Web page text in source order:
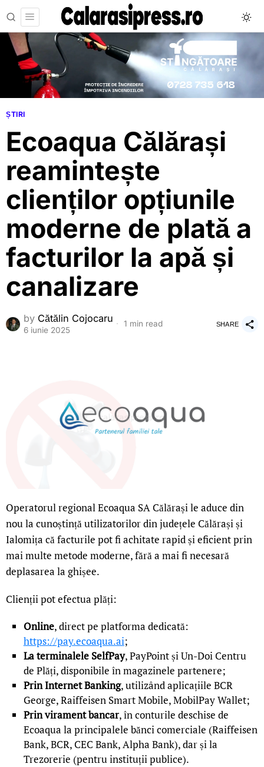
ȘTIRI
Ecoaqua Călărași
reamintește
clienților opțiunile
moderne de plată a
facturilor la apă și
canalizare
by Cătălin Cojocaru
6 iunie 2025
1 min read SHARE
Operatorul regional Ecoaqua SA Călărași le aduce din
nou la cunoștință utilizatorilor din județele Călărași și
Ialomița că facturile pot fi achitate rapid și eficient prin
mai multe metode moderne, fără a mai fi necesară
deplasarea la ghișee.
Clienții pot efectua plăți:
Online, direct pe platforma dedicată:
https://pay.ecoaqua.ai;
La terminalele SelfPay, PayPoint și Un-Doi Centru
de Plăți, disponibile în magazinele partenere;
Prin Internet Banking, utilizând aplicațiile BCR
George, Raiffeisen Smart Mobile, MobilPay Wallet;
Prin virament bancar, în conturile deschise de
Ecoaqua la principalele bănci comerciale (Raiffeisen
Bank, BCR, CEC Bank, Alpha Bank), dar și la
Trezorerie (pentru instituții publice).